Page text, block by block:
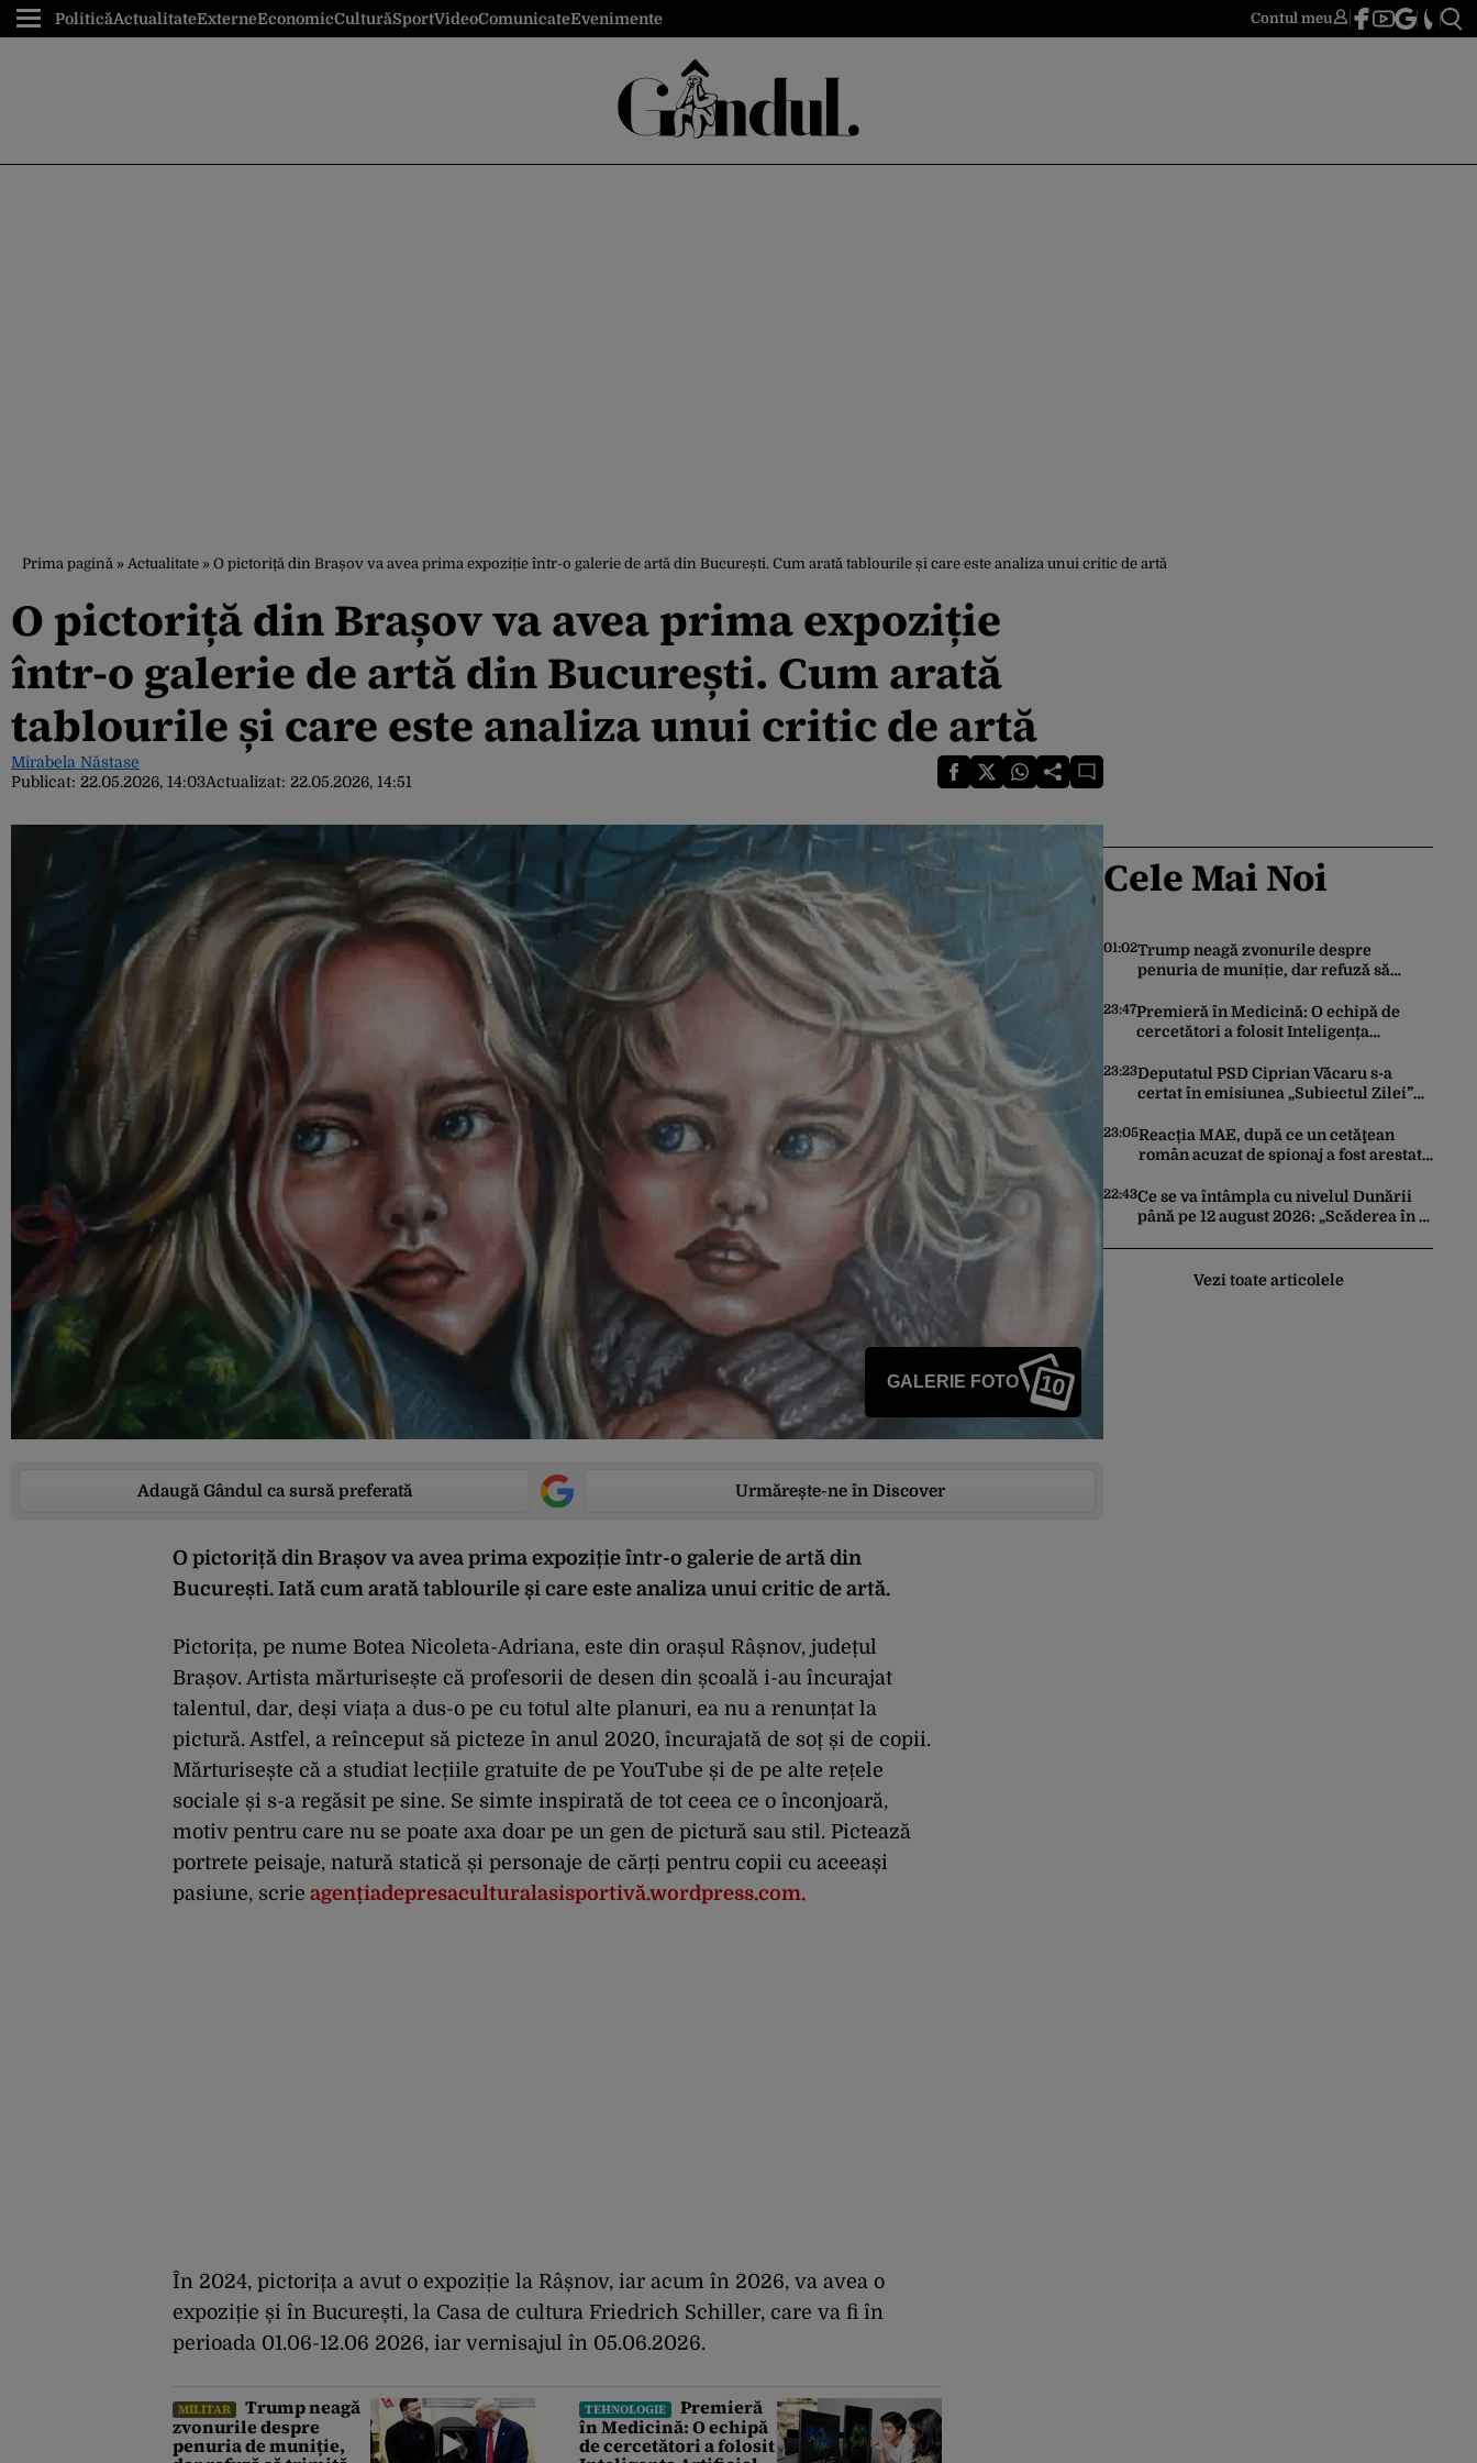
PoliticăActualitateExterneEconomicCulturăSportVideoComunicateEvenimente Contul meu
Prima pagină » Actualitate » O pictoriță din Brașov va avea prima expoziție într-o galerie de artă din București. Cum arată tablourile și care este analiza unui critic de artă
O pictoriță din Brașov va avea prima expoziție
într-o galerie de artă din București. Cum arată
tablourile și care este analiza unui critic de artă
Mirabela Năstase
Publicat: 22.05.2026, 14:03Actualizat: 22.05.2026, 14:51
GALERIE FOTO 10
Adaugă Gândul ca sursă preferată Urmărește-ne în Discover
O pictoriță din Brașov va avea prima expoziție într-o galerie de artă din
București. Iată cum arată tablourile și care este analiza unui critic de artă.
Pictorița, pe nume Botea Nicoleta-Adriana, este din orașul Râșnov, județul
Brașov. Artista mărturisește că profesorii de desen din școală i-au încurajat
talentul, dar, deși viața a dus-o pe cu totul alte planuri, ea nu a renunțat la
pictură. Astfel, a reînceput să picteze în anul 2020, încurajată de soț și de copii.
Mărturisește că a studiat lecțiile gratuite de pe YouTube și de pe alte rețele
sociale și s-a regăsit pe sine. Se simte inspirată de tot ceea ce o înconjoară,
motiv pentru care nu se poate axa doar pe un gen de pictură sau stil. Pictează
portrete peisaje, natură statică și personaje de cărți pentru copii cu aceeași
pasiune, scrie agențiadepresaculturalasisportivă.wordpress.com.
În 2024, pictorița a avut o expoziție la Râșnov, iar acum în 2026, va avea o
expoziție și în București, la Casa de cultura Friedrich Schiller, care va fi în
perioada 01.06-12.06 2026, iar vernisajul în 05.06.2026.
MILITAR
Trump neagă
zvonurile despre
penuria de muniție,
TEHNOLOGIE
Premieră
în Medicină: O echipă
de cercetători a folosit
Cele Mai Noi
01:02Trump neagă zvonurile despre
penuria de muniție, dar refuză să
nevoie de rachete”
23:47Premieră în Medicină: O echipă de
cercetători a folosit Inteligența
virusuri sintetice la tratarea de E.coli
23:23Deputatul PSD Ciprian Văcaru s-a
certat în emisiunea „Subiectul Zilei”
deficitul fiind motivul scandalului
23:05Reacția MAE, după ce un cetăţean
român acuzat de spionaj a fost arestat
ucrainean ca să asasineze un
producător de drone
22:43Ce se va întâmpla cu nivelul Dunării
până pe 12 august 2026: „Scăderea în 7
Vezi toate articolele